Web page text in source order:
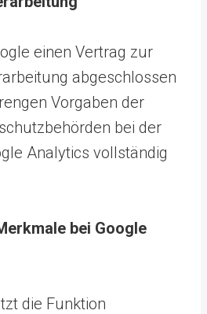
einen Vertrag zur
abgeschlossen
Vorgaben der
bei der
Analytics vollständig
bei Google
die Funktion